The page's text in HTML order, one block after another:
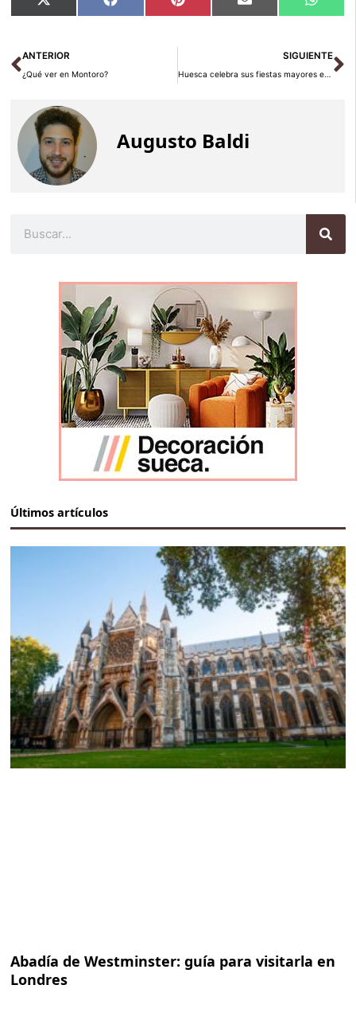
Compartir
en
X
(Twitter)
Compartir
en
Facebook Compartir
en
Pinterest Compartir
en
Email
en
Ant
ANTERIOR
¿Qué ver en Montoro?
SIGUIENTE
Huesca celebra sus fiestas mayores en agosto
Augusto Baldi
Últimos artículos
Abadía de Westminster: guía para visitarla en
Londres